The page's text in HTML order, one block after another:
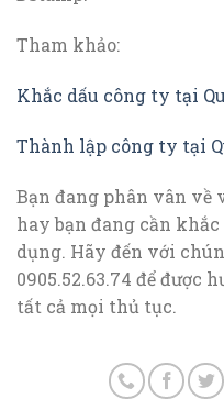
Tham khảo:
Khắc dấu công ty tại
Thành lập công ty tại
Bạn đang phân vân về
hay bạn đang cần
dụng. Hãy đến với
0905.52.63.74 để được
tất cả mọi thủ tục.